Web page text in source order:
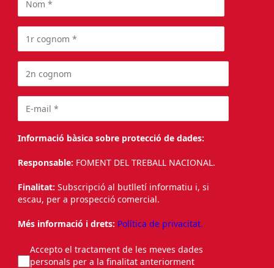
Informació bàsica sobre protecció de dades:
Responsable: FOMENT DEL TREBALL NACIONAL.
Finalitat: Subscripció al butlletí informatiu i, si
escau, per a prospecció comercial.
Més informació i drets: Política de privacitat.
Accepto el tractament de les meves dades
personals per a la finalitat anteriorment